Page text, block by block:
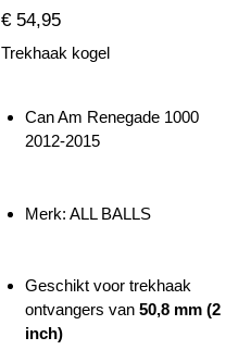
€ 54,95
Trekhaak kogel
Can Am Renegade 1000
2012-2015
Merk: ALL BALLS
Geschikt voor trekhaak
ontvangers van 50,8 mm (2
inch)